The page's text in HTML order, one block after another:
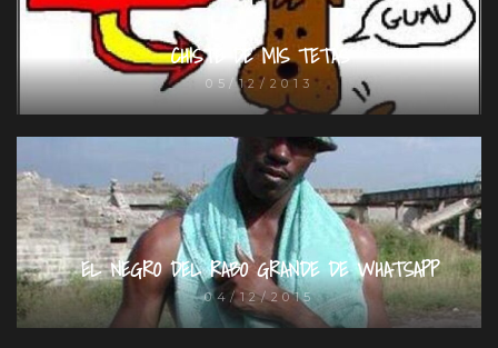
CHISTE DE MIS TETAS
05/12/2013
EL NEGRO DEL RABO GRANDE DE WHATSAPP
04/12/2015